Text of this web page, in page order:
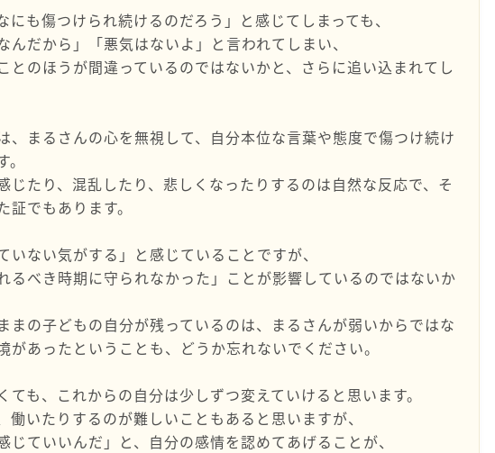
にも傷つけられ続けるのだろう」と感じてしまっても、
んだから」「悪気はないよ」と言われてしまい、
とのほうが間違っているのではないかと、さらに追い込まれてし
、まるさんの心を無視して、自分本位な言葉や態度で傷つけ続け
じたり、混乱したり、悲しくなったりするのは自然な反応で、そ
でもあります。
いない気がする」と感じていることですが、
るべき時期に守られなかった」ことが影響しているのではないか
まの子どもの自分が残っているのは、まるさんが弱いからではな
があったということも、どうか忘れないでください。
ても、これからの自分は少しずつ変えていけると思います。
働いたりするのが難しいこともあると思いますが、
じていいんだ」と、自分の感情を認めてあげることが、